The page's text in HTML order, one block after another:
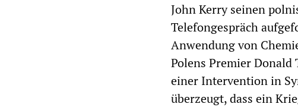
John Kerry seinen
Telefongespräch
Anwendung von
Polens Premier Donald
einer Intervention in
überzeugt, dass ein